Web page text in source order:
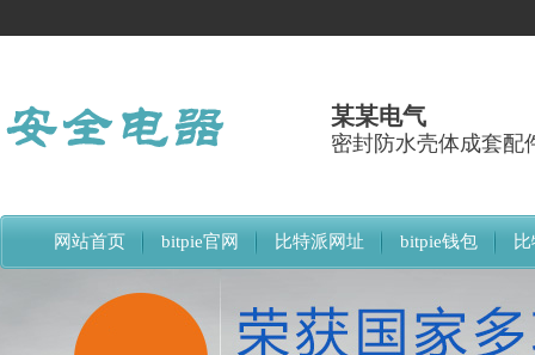
某某电气
密封防水壳体成套配
网站首页 bitpie官网 比特派网址 bitpie钱包
比特派下载网址